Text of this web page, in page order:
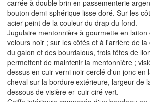
carrée à double brin en passementerie
bouton demi-sphérique lisse doré. Sur les
acier peint de la couleur du drap du fond.
Jugulaire mentonnière à gourmette en laiton
velours noir ; sur les côtés et à l'arrière de la
du galon et des bourdalous, trois têtes de
permettent de maintenir la mentonnière ;
dessus en cuir verni noir cerclé d'un jonc en
cheval sur la bordure extérieure, largeur de
dessous de visière en cuir ciré vert.